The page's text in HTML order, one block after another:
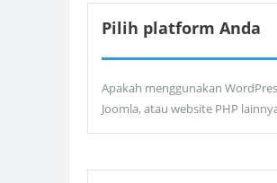
Pilih platform Anda
Apakah menggunakan
Joomla, atau website PHP